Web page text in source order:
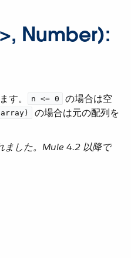
Number):
す。​ n <= 0
​ の場合は空
​ の場合は元の配列を
した。Mule 4.2 以降で